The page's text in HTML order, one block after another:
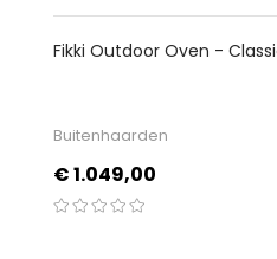
Fikki Outdoor Oven - Classic
Buitenhaarden
Prijs
€ 1.049,00